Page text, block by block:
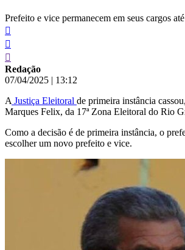
Prefeito e vice permanecem em seus cargos
Redação
07/04/2025 | 13:12
A Justiça Eleitoral de primeira instância
Marques Felix, da 17ª Zona Eleitoral do Rio
Como a decisão é de primeira instância, o
escolher um novo prefeito e vice.